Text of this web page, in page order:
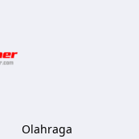
Olahraga